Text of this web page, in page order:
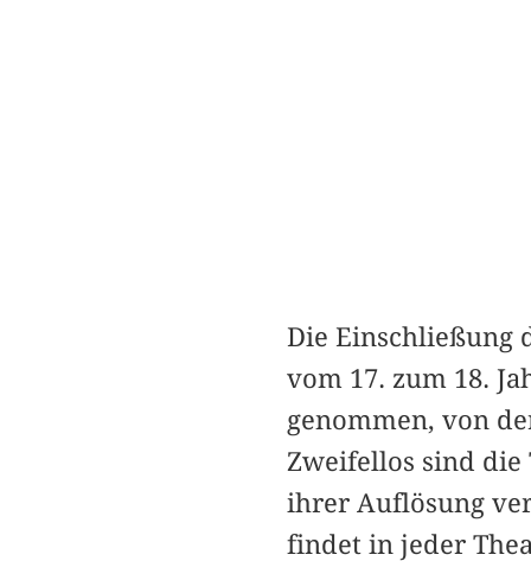
Die Einschließung
vom 17. zum 18.
genommen, von
Zweifellos sind
ihrer Auflösung
findet in jeder